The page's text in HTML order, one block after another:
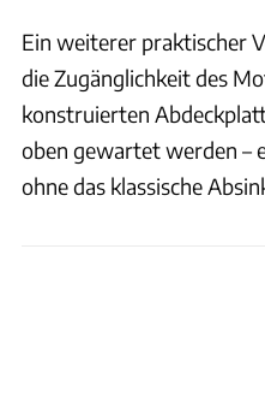
Ein weiterer praktischer
die Zugänglichkeit des
konstruierten
oben gewartet werden –
ohne das klassische